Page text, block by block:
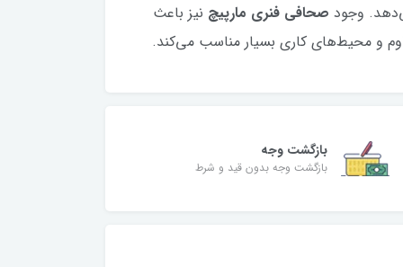
وجود صحافی فنری مارپیچ نیز باعث
و محیط‌های کاری بسیار مناسب می‌کند.
بازگشت وجه
بازگشت وجه بدون قید و شرط